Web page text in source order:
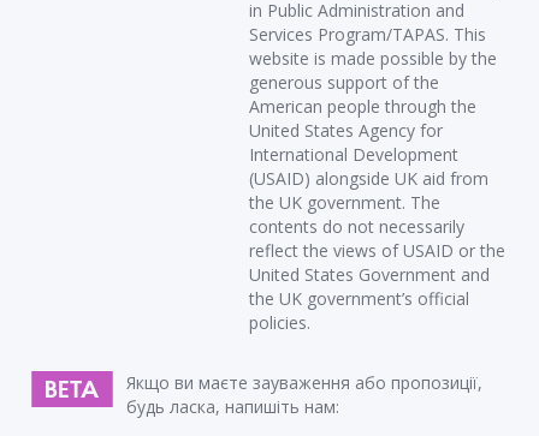
in Public Administration and
Services Program/TAPAS. This
website is made possible by the
generous support of the
American people through the
United States Agency for
International Development
(USAID) alongside UK aid from
the UK government. The
contents do not necessarily
reflect the views of USAID or the
United States Government and
the UK government’s official
policies.
Якщо ви маєте зауваження або пропозиції,
будь ласка, напишіть нам: